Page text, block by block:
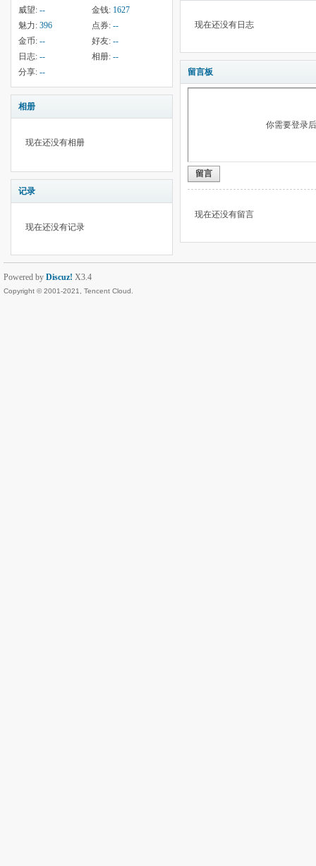
威望: -- 金钱: 1627
魅力: 396 点券: --
金币: -- 好友: --
日志: -- 相册: --
分享: --
相册
现在还没有相册
记录
现在还没有记录
现在还没有日志
留言板
你需要登录
留言
现在还没有留言
Powered by Discuz! X3.4
Copyright © 2001-2021, Tencent Cloud.